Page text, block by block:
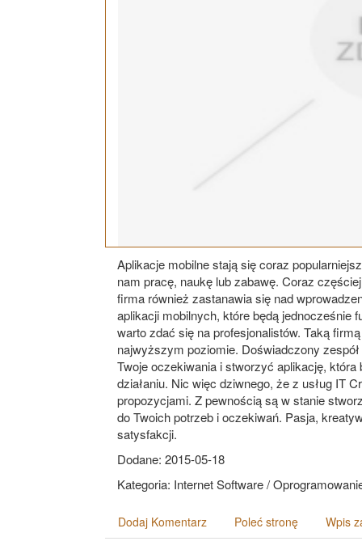
Aplikacje mobilne stają się coraz
nam pracę, naukę lub zabawę. Coraz
firma również zastanawia się nad
aplikacji mobilnych, które będą jednocześnie
warto zdać się na profesjonalistów. Taką
najwyższym poziomie. Doświadczony
Twoje oczekiwania i stworzyć aplikację,
działaniu. Nic więc dziwnego, że z usług IT
propozycjami. Z pewnością są w stanie
do Twoich potrzeb i oczekiwań. Pasja,
satysfakcji.
Dodane: 2015-05-18
Kategoria: Internet Software /
Dodaj Komentarz Poleć stronę Wpis